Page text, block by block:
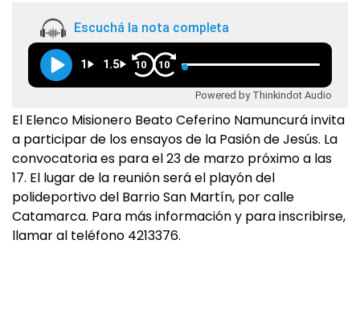
Escuchá la nota completa
1 1.5 10 10
Powered by Thinkindot Audio
El Elenco Misionero Beato Ceferino Namuncurá invita
a participar de los ensayos de la Pasión de Jesús. La
convocatoria es para el 23 de marzo próximo a las
17. El lugar de la reunión será el playón del
polideportivo del Barrio San Martín, por calle
Catamarca. Para más información y para inscribirse,
llamar al teléfono 4213376.